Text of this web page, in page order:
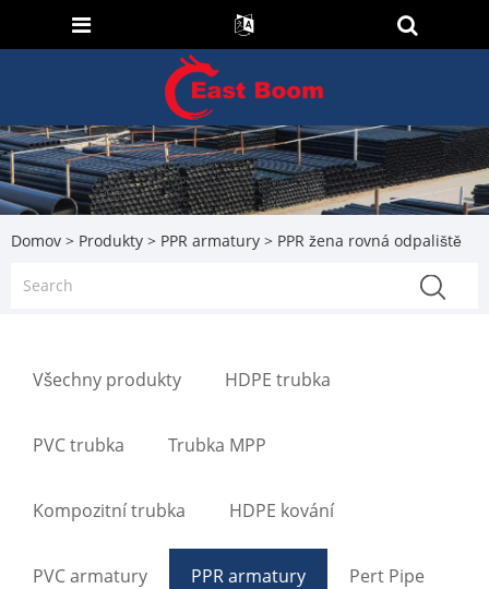
Domov > Produkty > PPR armatury > PPR žena rovná odpaliště
Všechny produkty HDPE trubka
PVC trubka Trubka MPP
Kompozitní trubka HDPE kování
PVC armatury PPR armatury Pert Pipe